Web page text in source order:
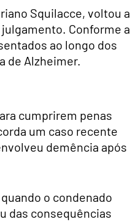
Squilacce, voltou a
Conforme a
ao longo dos
de Alzheimer.
cumprirem penas
um caso recente
demência após
o condenado
das consequências